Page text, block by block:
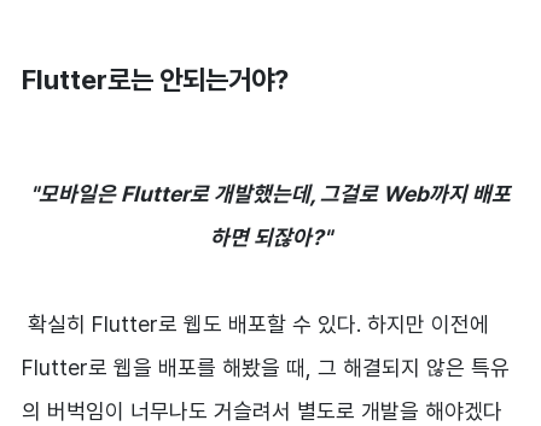
Flutter로는 안되는거야?
"모바일은 Flutter로 개발했는데, 그걸로 Web까지 배포
하면 되잖아?"
확실히 Flutter로 웹도 배포할 수 있다. 하지만 이전에
Flutter로 웹을 배포를 해봤을 때, 그 해결되지 않은 특유
의 버벅임이 너무나도 거슬려서 별도로 개발을 해야겠다